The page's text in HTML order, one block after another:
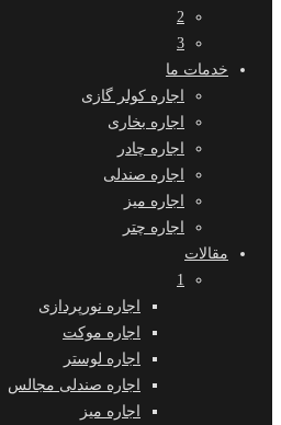
2
3
خدمات ما
اجاره کولر گازی
اجاره بخاری
اجاره چادر
اجاره صندلی
اجاره میز
اجاره چتر
مقالات
1
اجاره نورپردازی
اجاره موکت
اجاره لوستر
اجاره صندلی مجالس
اجاره میز